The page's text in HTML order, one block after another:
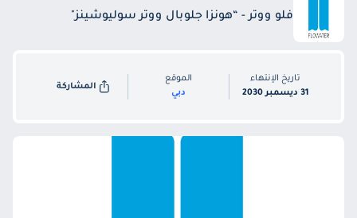
فلو ووتر - “هونزا جلوبال ووتر سوليوشينز"
تاريخ الإنتهاء
31 ديسمبر 2030
الموقع
دبي
المشاركة